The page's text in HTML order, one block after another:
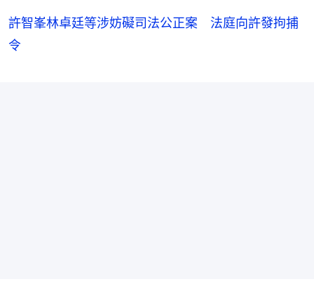
許智峯林卓廷等涉妨礙司法公正案 法庭向許發拘捕
令